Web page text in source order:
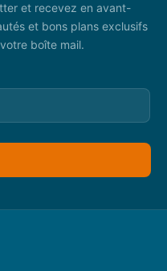
et recevez en avant-
et bons plans exclusifs
boîte mail.